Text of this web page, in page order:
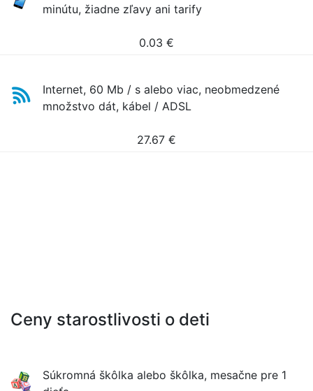
minútu, žiadne zľavy ani tarify
0.03 €
Internet, 60 Mb / s alebo viac, neobmedzené
množstvo dát, kábel / ADSL
27.67 €
Ceny starostlivosti o deti
Súkromná škôlka alebo škôlka, mesačne pre 1